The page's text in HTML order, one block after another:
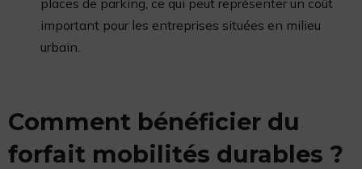
important pour les entreprises situées en milieu
urbain.
Comment bénéficier du
forfait mobilités durables ?